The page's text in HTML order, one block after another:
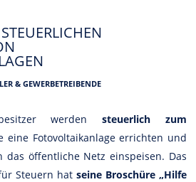
& GEWERBETREIBENDE
werden steuerlich zum
eine Fotovoltaikanlage errichten und
das öffentliche Netz einspeisen. Das
Steuern hat seine Broschüre „Hilfe